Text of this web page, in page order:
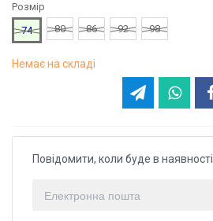
Розмір
74
80 86 92 98
Немає на складі
Повідомити, коли буде в наявності